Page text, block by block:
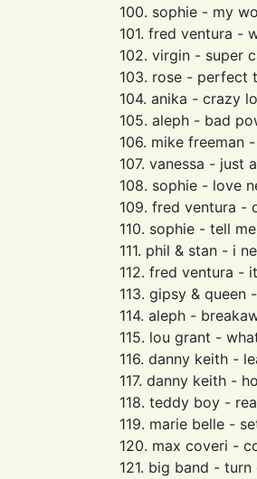
100. sophie - my
101. fred ventura -
102. virgin - super
103. rose - perfect
104. anika - crazy
105. aleph - bad
106. mike freeman
107. vanessa - just
108. sophie - love
109. fred ventura -
110. sophie - tell
111. phil & stan - i
112. fred ventura -
113. gipsy & queen
114. aleph -
115. lou grant -
116. danny keith -
117. danny keith -
118. teddy boy -
119. marie belle -
120. max coveri -
121. big band -